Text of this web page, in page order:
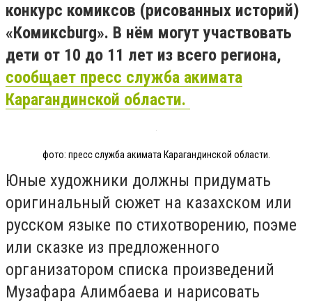
конкурс комиксов (рисованных историй)
«Комиксburg». В нём могут участвовать
дети от 10 до 11 лет из всего региона,
сообщает пресс служба акимата
Карагандинской области.
фото: пресс служба акимата Карагандинской области.
Юные художники должны придумать
оригинальный сюжет на казахском или
русском языке по стихотворению, поэме
или сказке из предложенного
организатором списка произведений
Музафара Алимбаева и нарисовать